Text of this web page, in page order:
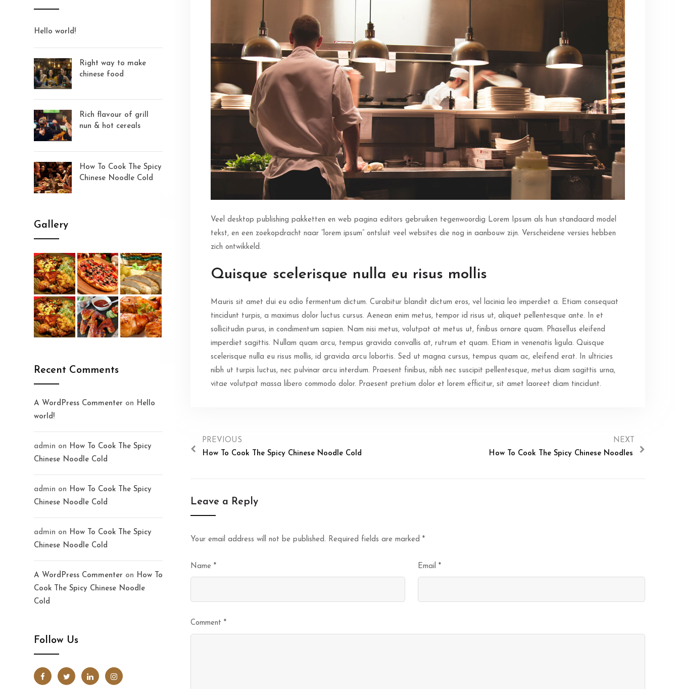
Veel desktop publishing pakketten en web pagina editors gebruiken tegenwoordig Lorem Ipsum als hun standaard model
tekst, en een zoekopdracht naar “lorem ipsum” ontsluit veel websites die nog in aanbouw zijn. Verscheidene versies hebben
zich ontwikkeld.
Quisque scelerisque nulla eu risus mollis
Mauris sit amet dui eu odio fermentum dictum. Curabitur blandit dictum eros, vel lacinia leo imperdiet a. Etiam consequat
tincidunt turpis, a maximus dolor luctus cursus. Aenean enim metus, tempor id risus ut, aliquet pellentesque ante. In et
sollicitudin purus, in condimentum sapien. Nam nisi metus, volutpat at metus ut, finibus ornare quam. Phasellus eleifend
imperdiet sagittis. Nullam quam arcu, tempus gravida convallis at, rutrum et quam. Etiam in venenatis ligula. Quisque
scelerisque nulla eu risus mollis, id gravida arcu lobortis. Sed ut magna cursus, tempus quam ac, eleifend erat. In ultricies
nibh ut turpis luctus, nec pulvinar arcu interdum. Praesent finibus, nibh nec suscipit pellentesque, metus diam sagittis urna,
vitae volutpat massa libero commodo dolor. Praesent pretium dolor et lorem efficitur, sit amet laoreet diam tincidunt.
PREVIOUS
How To Cook The Spicy Chinese Noodle Cold
NEXT
How To Cook The Spicy Chinese Noodles
Leave a Reply
Your email address will not be published. Required fields are marked *
Name * Email *
Comment *
Hello world!
Right way to make
chinese food
Rich flavour of grill
nun & hot cereals
How To Cook The Spicy
Chinese Noodle Cold
Gallery
Recent Comments
A WordPress Commenter on Hello
world!
admin on How To Cook The Spicy
Chinese Noodle Cold
admin on How To Cook The Spicy
Chinese Noodle Cold
admin on How To Cook The Spicy
Chinese Noodle Cold
A WordPress Commenter on How To
Cook The Spicy Chinese Noodle
Cold
Follow Us